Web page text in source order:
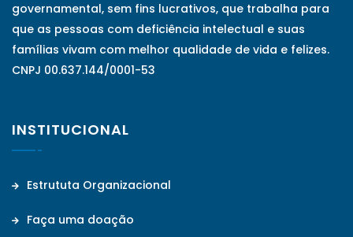
governamental, sem fins lucrativos, que trabalha para
que as pessoas com deficiência intelectual e suas
famílias vivam com melhor qualidade de vida e felizes.
CNPJ 00.637.144/0001-53
INSTITUCIONAL
Estrututa Organizacional
Faça uma doação